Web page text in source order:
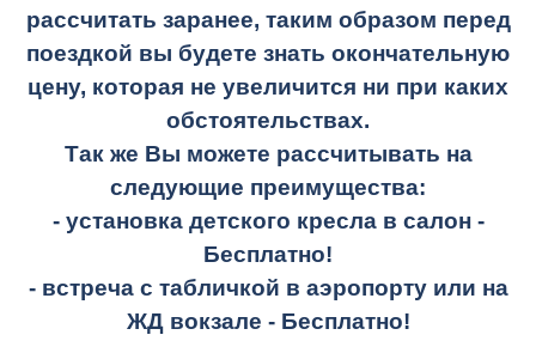
рассчитать заранее, таким образом перед
поездкой вы будете знать окончательную
цену, которая не увеличится ни при каких
обстоятельствах.
Так же Вы можете рассчитывать на
следующие преимущества:
- установка детского кресла в салон -
Бесплатно!
- встреча с табличкой в аэропорту или на
ЖД вокзале - Бесплатно!